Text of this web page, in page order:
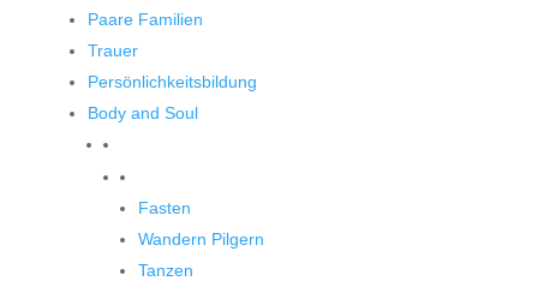
Paare Familien
Trauer
Persönlichkeitsbildung
Body and Soul
Fasten
Wandern Pilgern
Tanzen